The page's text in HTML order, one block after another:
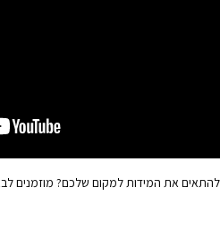
להתאים את המידות למקום שלכם? מוזמנים